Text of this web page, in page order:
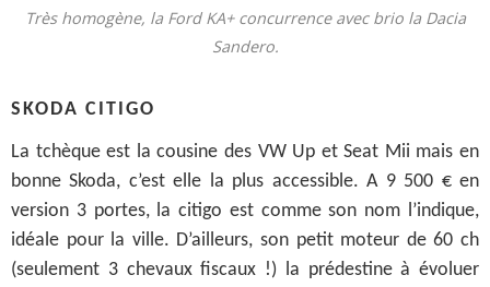
Très homogène, la Ford KA+ concurrence avec brio la Dacia
Sandero.
SKODA CITIGO
La tchèque est la cousine des VW Up et Seat Mii mais en
bonne Skoda, c’est elle la plus accessible. A 9 500 € en
version 3 portes, la citigo est comme son nom l’indique,
idéale pour la ville. D’ailleurs, son petit moteur de 60 ch
(seulement 3 chevaux fiscaux !) la prédestine à évoluer